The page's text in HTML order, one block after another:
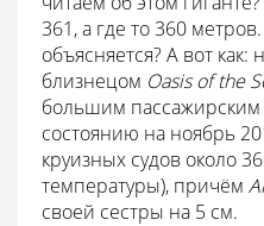
361, а где то 360
объясняется? А вот как:
близнецом Oasis of the
большим
состоянию на ноябрь
круизных судов около
температуры), причём
своей сестры на 5 см.